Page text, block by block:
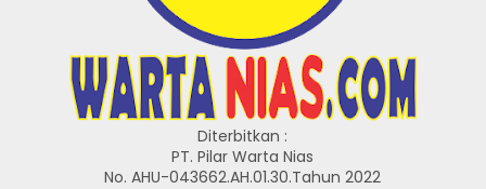
Diterbitkan :
PT. Pilar Warta Nias
No. AHU-043662.AH.01.30.Tahun 2022